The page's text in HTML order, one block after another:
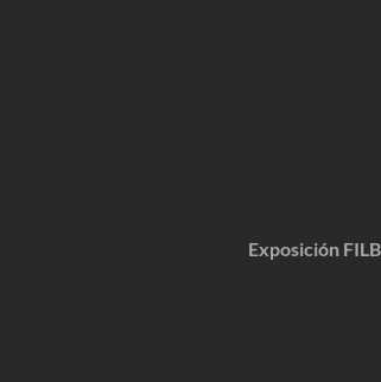
Exposición